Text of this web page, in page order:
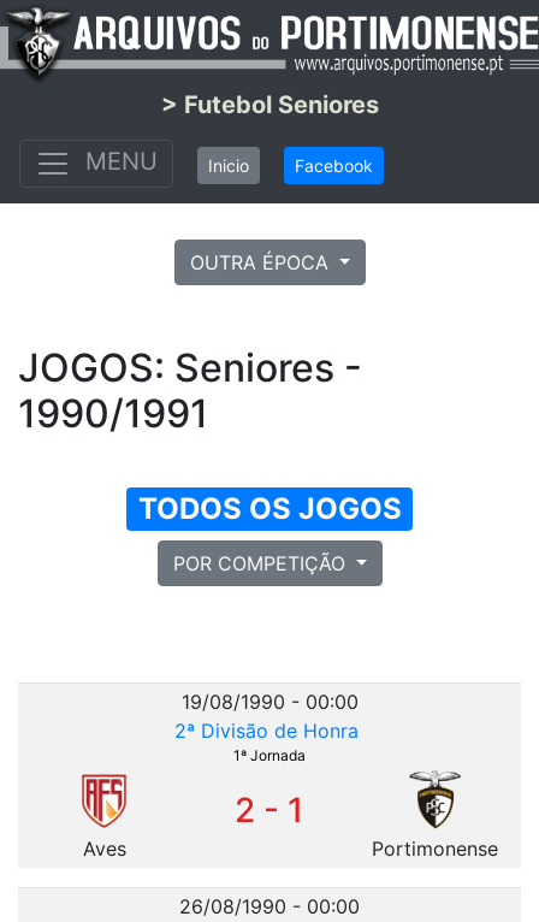
> Futebol Seniores
MENU
Inicio Facebook
OUTRA ÉPOCA
JOGOS: Seniores -
1990/1991
TODOS OS JOGOS
POR COMPETIÇÃO
19/08/1990 - 00:00
2ª Divisão de Honra
1ª Jornada
Aves
2 - 1
Portimonense
26/08/1990 - 00:00